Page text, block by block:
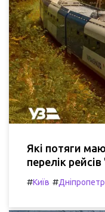
Які потяги
перелік
#Київ #